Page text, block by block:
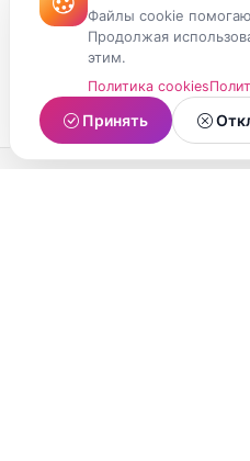
Файлы cookie
Продолжая
этим.
Политика cookies
Принять